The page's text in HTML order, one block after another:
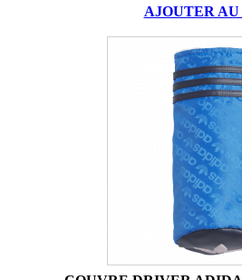
AJOUTER